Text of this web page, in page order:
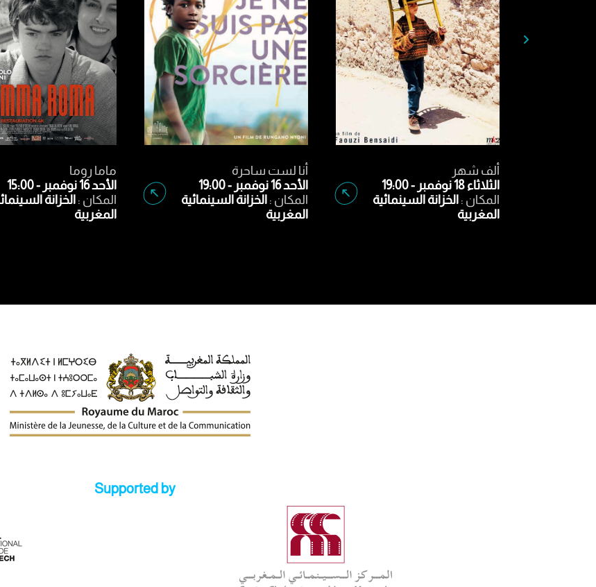
أنا لست ساحرة
الأحد 16 نوفمبر - 19:00
المكان :الخزانة
المغربية
ألف شهر
الثلاثاء 18 نوفمبر - 19:00
المكان :الخزانة السينمائية
المغربية
فتى الديسكو
الأربعاء 19 نوفمبر - 19:00
المكان :الخزانة السينمائية
المغربية
Supported by